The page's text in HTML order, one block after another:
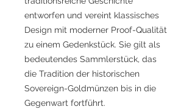
entworfen und vereint klassisches
Design mit moderner Proof-Qualität
zu einem Gedenkstück. Sie gilt als
bedeutendes Sammlerstück, das
die Tradition der historischen
Sovereign-Goldmünzen bis in die
Gegenwart fortführt.